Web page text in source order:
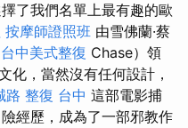
了我們名單上最有趣的歐
按摩師證照班 由雪佛蘭·蔡
台中美式整復 Chase）領
化，當然沒有任何設計，
路 整復 台中 這部電影捕
經歷，成為了一部邪教作